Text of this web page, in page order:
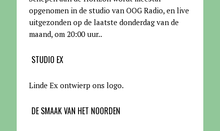
opgenomen in de studio van OOG Radio, en live
uitgezonden op de laatste donderdag van de
maand, om 20:00 uur..
STUDIO EX
Linde Ex ontwierp ons logo.
DE SMAAK VAN HET NOORDEN